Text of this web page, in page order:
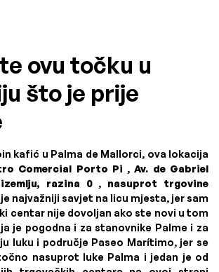
ovu točku u
što je prije
kafić u Palma de Mallorci, ova lokacija
Comercial Porto Pi ,Av. de Gabriel
razina 0, nasuprot trgovine
je najvažniji savjet na licu mjesta, jer sam
centar nije dovoljan ako ste novi u tom
je pogodna i za stanovnike Palme i za
luku i područje Paseo Marítimo, jer se
nasuprot luke Palma i jedan je od